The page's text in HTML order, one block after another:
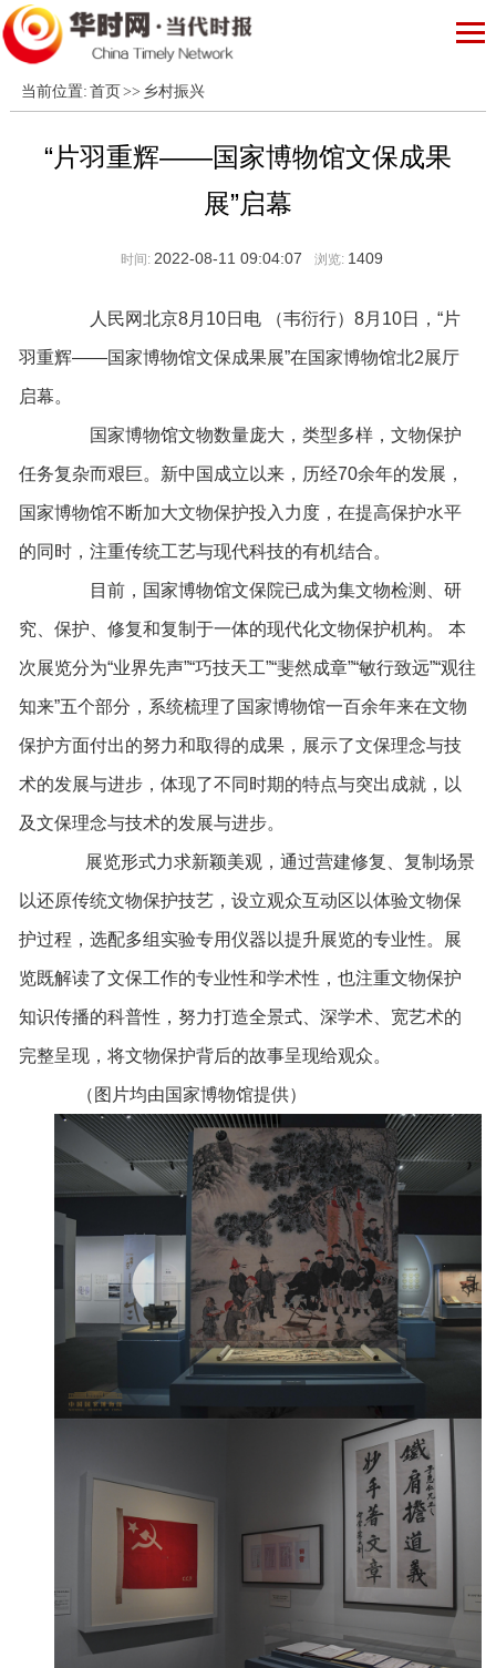
当前位置: 首页 >> 乡村振兴
“片羽重辉——国家博物馆文保成果
展”启幕
时间: 2022-08-11 09:04:07 浏览: 1409
人民网北京8月10日电 （韦衍行）8月10日，“片
羽重辉——国家博物馆文保成果展”在国家博物馆北2展厅
启幕。
国家博物馆文物数量庞大，类型多样，文物保护
任务复杂而艰巨。新中国成立以来，历经70余年的发展，
国家博物馆不断加大文物保护投入力度，在提高保护水平
的同时，注重传统工艺与现代科技的有机结合。
目前，国家博物馆文保院已成为集文物检测、研
究、保护、修复和复制于一体的现代化文物保护机构。 本
次展览分为“业界先声”“巧技天工”“斐然成章”“敏行致远”“观往
知来”五个部分，系统梳理了国家博物馆一百余年来在文物
保护方面付出的努力和取得的成果，展示了文保理念与技
术的发展与进步，体现了不同时期的特点与突出成就，以
及文保理念与技术的发展与进步。
展览形式力求新颖美观，通过营建修复、复制场景
以还原传统文物保护技艺，设立观众互动区以体验文物保
护过程，选配多组实验专用仪器以提升展览的专业性。展
览既解读了文保工作的专业性和学术性，也注重文物保护
知识传播的科普性，努力打造全景式、深学术、宽艺术的
完整呈现，将文物保护背后的故事呈现给观众。
（图片均由国家博物馆提供）